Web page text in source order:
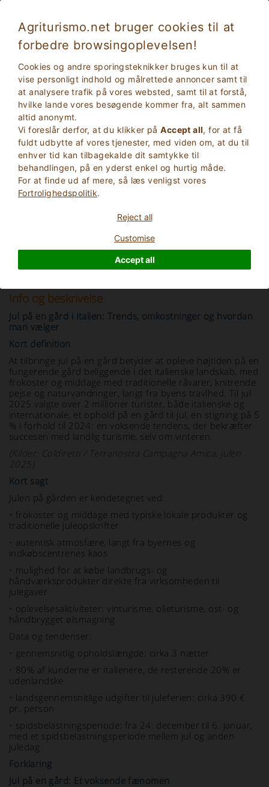
Agriturismo.net bruger cookies til at
forbedre browsingoplevelsen!
Cookies og andre sporingsteknikker bruges kun til at
vise personligt indhold og målrettede annoncer samt til
at analysere trafik på vores websted, samt til at forstå,
hvilke lande vores besøgende kommer fra, alt sammen
altid anonymt.
Vi foreslår derfor, at du klikker påAccept all, for at få
fuldt udbytte af vores tjenester, med viden om, at du til
enhver tid kan tilbagekalde dit samtykke til
behandlingen, på en yderst enkel og hurtig måde.
For at finde ud af mere, så læs venligst vores
Fortrolighedspolitik.
Reject all
Customise
Accept all
Juleferie på en gård i Italien
2Voksne
Info og beskrivelse
Jul på en gård i Italien: Trends, omkostninger og hvordan
man vælger
Kort definition
At tilbringe jul på en gård betyder at opleve højtiden på en
fungerende gård beliggende i det italienske landskab, med
frokoster og middage med traditionelle råvarer, knitrende
pejse og naturvandringer, langt fra byens travlhed. Til jul
2025 valgte over 2 millioner turister, både italienske og
internationale, et ophold på en gård til jul, en stigning på 5
% i forhold til 2024: en voksende tendens, der bekræfter
succesen med landlig turisme, selv om vinteren.
(Kilder: Coldiretti / Terranostra Campagna Amica, julen
2025)
Kort sagt
Julen på gården er kendetegnet ved:
• frokoster og middage med typiske lokale produkter og
traditionelle juleopskrifter
• autentisk atmosfære, langt fra byernes og
indkøbscentrenes kaos
• mulighed for at købe landbrugs- og
håndværksprodukter direkte fra virksomheden til
julegaver
• oplevelsesaktiviteter: vinturisme, olieturisme, ost- og
håndbrygget ølsmagning
Data og tendenser:
• gennemsnitlig opholdslængde: cirka 3 nætter
• 80% af kunderne er italienere, de resterende 20% er
udenlandske
• landsgennemsnitlige udgifter til juleferien: cirka 390 €
pr. person
• spidsbelastningsperiode: fra 24. december til 6. januar,
med et spidsbelastningsperiode mellem jul og anden
juledag
Forklaring
Jul på en gård: Et voksende fænomen